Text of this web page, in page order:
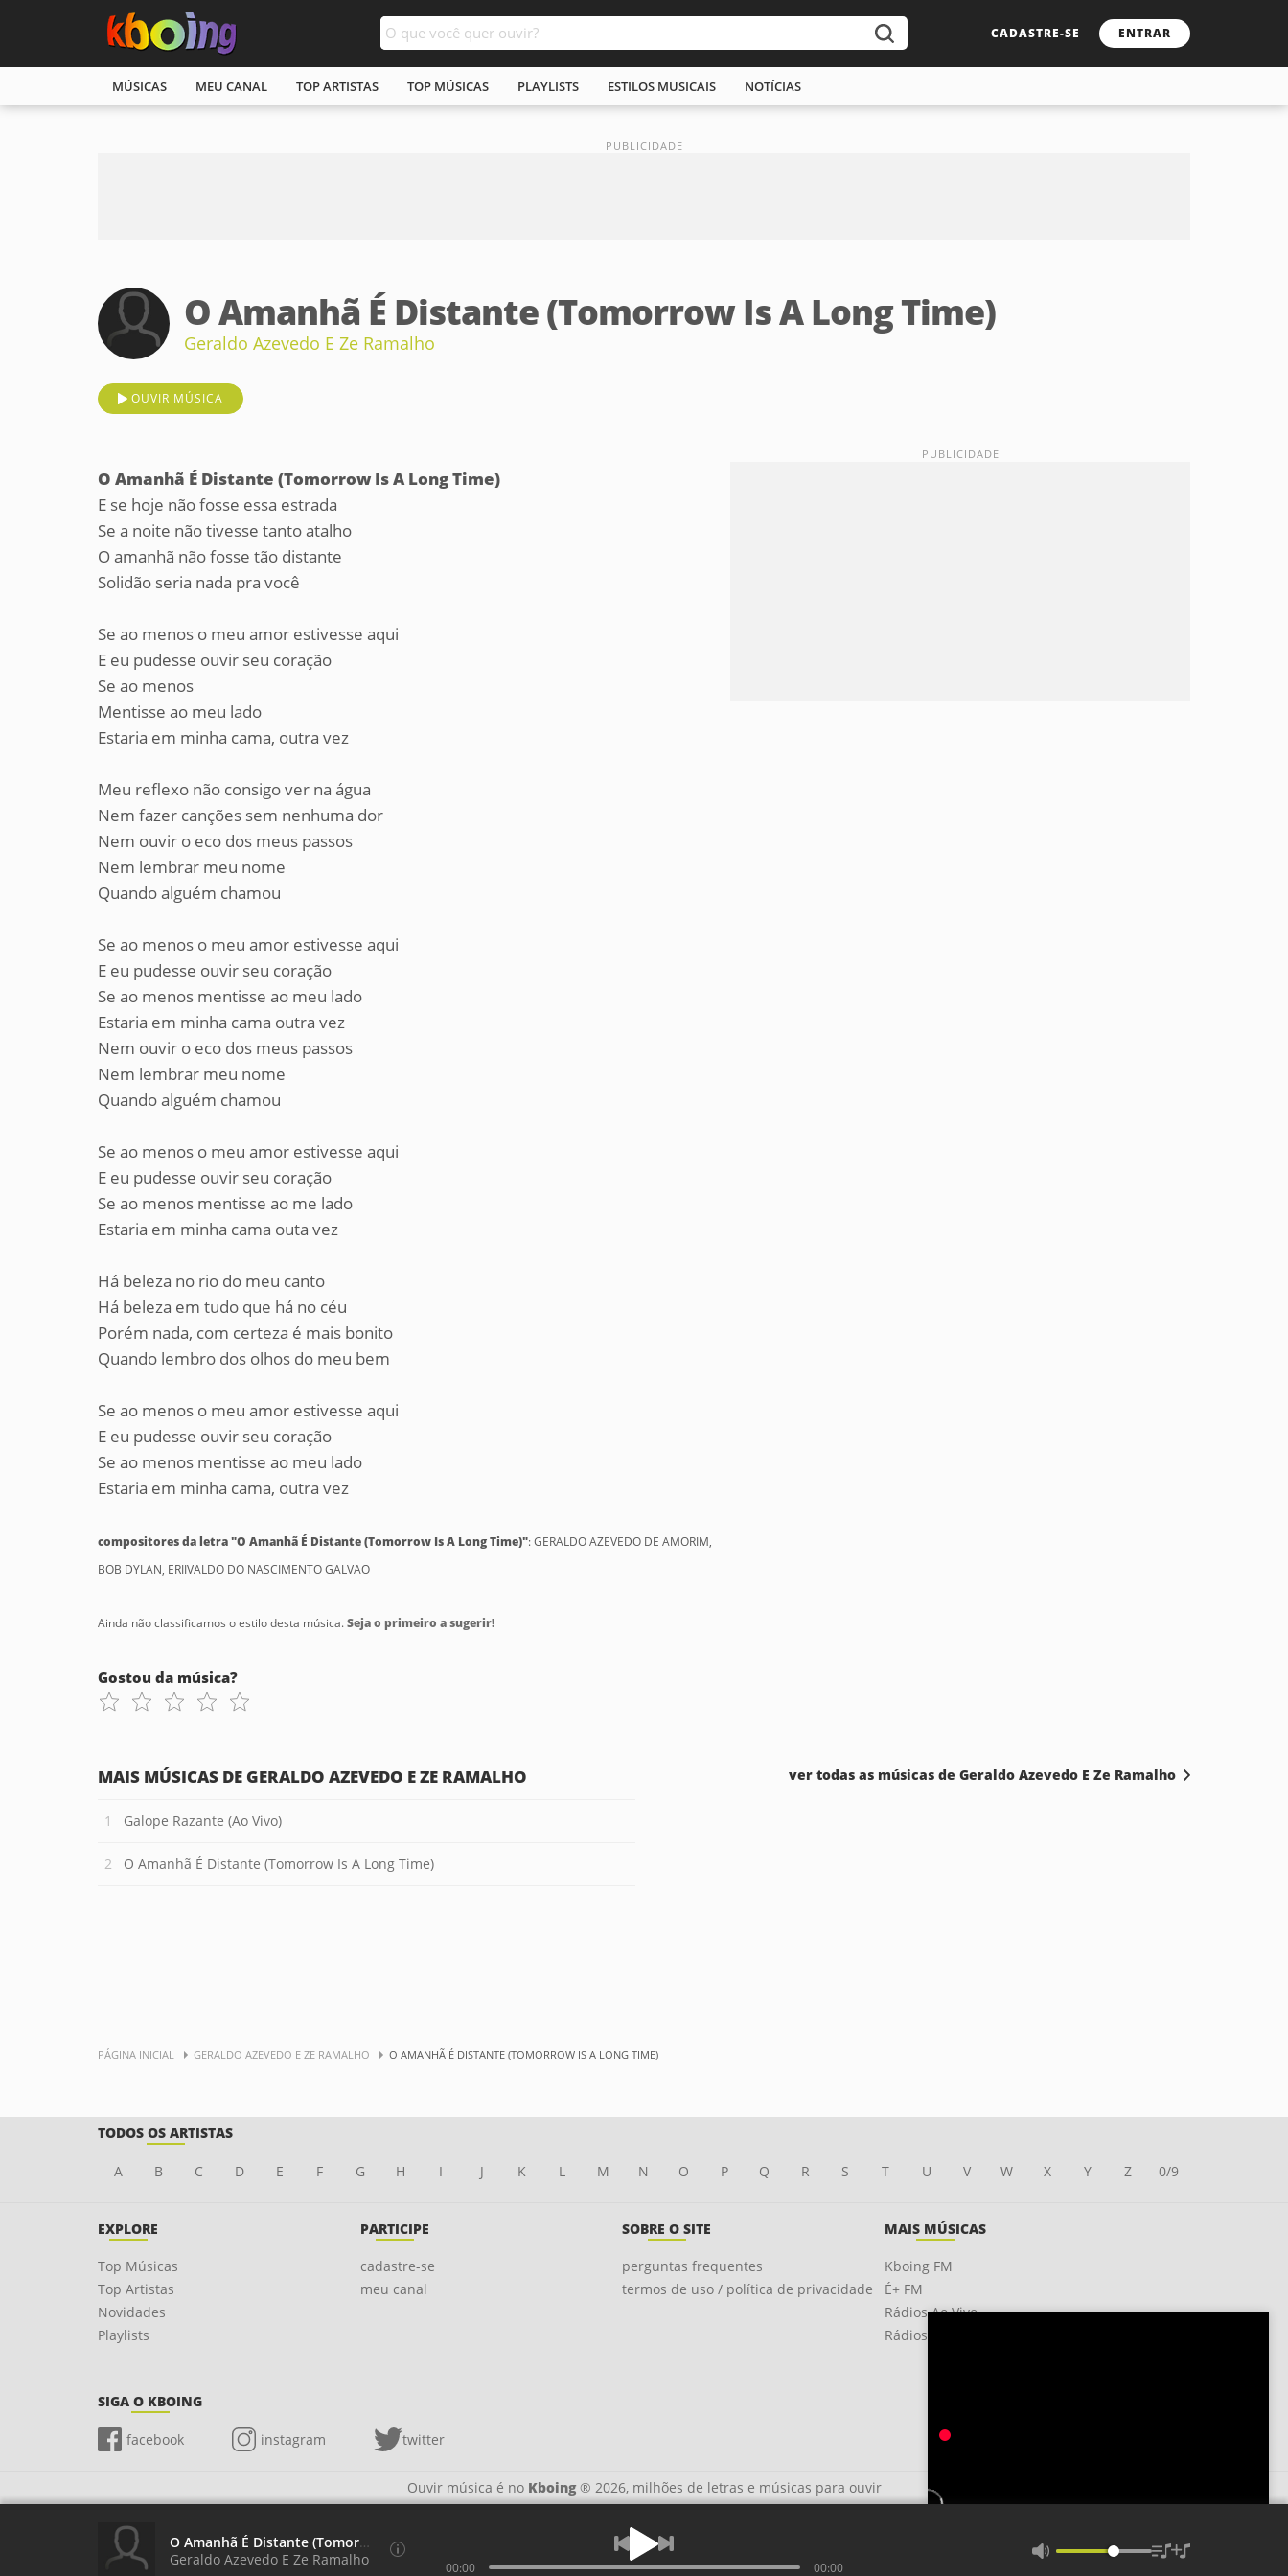
CADASTRE-SE ENTRAR
MÚSICAS MEU CANAL TOP ARTISTAS TOP MÚSICAS PLAYLISTS ESTILOS MUSICAIS NOTÍCIAS
O Amanhã É Distante (Tomorrow Is A Long Time)
Geraldo Azevedo E Ze Ramalho
OUVIR MÚSICA
O Amanhã É Distante (Tomorrow Is A Long Time)
E se hoje não fosse essa estrada
Se a noite não tivesse tanto atalho
O amanhã não fosse tão distante
Solidão seria nada pra você
Se ao menos o meu amor estivesse aqui
E eu pudesse ouvir seu coração
Se ao menos
Mentisse ao meu lado
Estaria em minha cama, outra vez
Meu reflexo não consigo ver na água
Nem fazer canções sem nenhuma dor
Nem ouvir o eco dos meus passos
Nem lembrar meu nome
Quando alguém chamou
Se ao menos o meu amor estivesse aqui
E eu pudesse ouvir seu coração
Se ao menos mentisse ao meu lado
Estaria em minha cama outra vez
Nem ouvir o eco dos meus passos
Nem lembrar meu nome
Quando alguém chamou
Se ao menos o meu amor estivesse aqui
E eu pudesse ouvir seu coração
Se ao menos mentisse ao me lado
Estaria em minha cama outa vez
Há beleza no rio do meu canto
Há beleza em tudo que há no céu
Porém nada, com certeza é mais bonito
Quando lembro dos olhos do meu bem
Se ao menos o meu amor estivesse aqui
E eu pudesse ouvir seu coração
Se ao menos mentisse ao meu lado
Estaria em minha cama, outra vez
compositores da letra "O Amanhã É Distante (Tomorrow Is A Long Time)": GERALDO AZEVEDO DE AMORIM,
BOB DYLAN, ERIIVALDO DO NASCIMENTO GALVAO
Ainda não classificamos o estilo desta música.Seja o primeiro a sugerir!
Gostou da música?
MAIS MÚSICAS DE GERALDO AZEVEDO E ZE RAMALHO
Galope Razante (Ao Vivo)
O Amanhã É Distante (Tomorrow Is A Long Time)
ver todas as músicas de Geraldo Azevedo E Ze Ramalho
PÁGINA INICIAL GERALDO AZEVEDO E ZE RAMALHO O AMANHÃ É DISTANTE (TOMORROW IS A LONG TIME)
TODOS OS ARTISTAS
A B C D E F G H I J K L M N O P Q R S T U V W X Y Z 0/9
EXPLORE
Top Músicas
Top Artistas
Novidades
Playlists
PARTICIPE
cadastre-se
meu canal
SOBRE O SITE
perguntas frequentes
termos de uso / política de privacidade
MAIS MÚSICAS
Kboing FM
É+ FM
Rádios Ao Vivo
Rádios OnLine
SIGA O KBOING
facebook instagram twitter
Ouvir música é no Kboing® 2026, milhões de letras e músicas para ouvir
O Amanhã É Distante (Tomorrow Is A Long Time)
Geraldo Azevedo E Ze Ramalho
00:00 00:00